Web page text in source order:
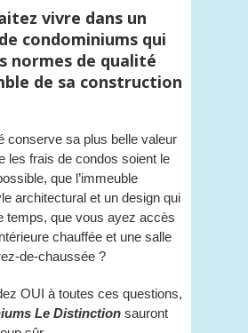
vivre dans un
condominiums qui
normes de qualité
de sa construction
conserve sa plus belle valeur
les frais de condos soient le
que l’immeuble
architectural et un design qui
temps, que vous ayez accès
chauffée et une salle
de-chaussée ?
OUI à toutes ces questions,
Le Distinction sauront